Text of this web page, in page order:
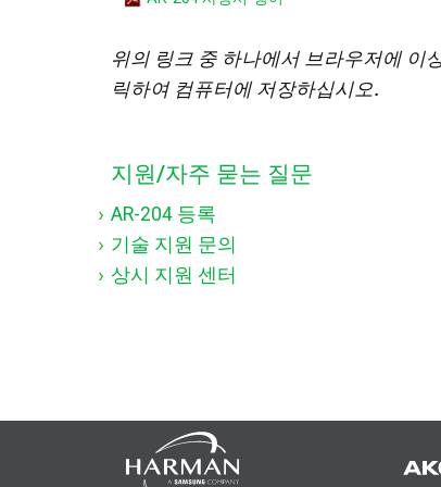
위의 링크 중 하나에서 브라우저에 이
릭하여 컴퓨터에 저장하십시오.
지원/자주 묻는 질문
AR-204 등록
기술 지원 문의
상시 지원 센터